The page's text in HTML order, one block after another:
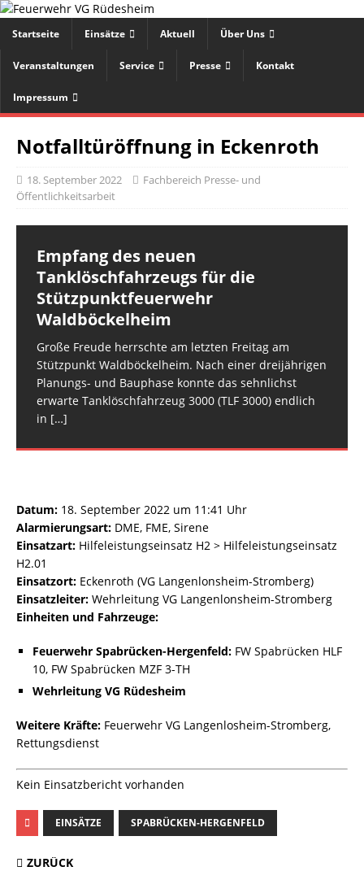
Startseite Einsätze Aktuell Über Uns
Veranstaltungen Service Presse Kontakt
Impressum
Notfalltüröffnung in Eckenroth
18. September 2022
Fachbereich Presse- und
Öffentlichkeitsarbeit
Empfang des neuen
Tanklöschfahrzeugs für die
Stützpunktfeuerwehr
Waldböckelheim
Große Freude herrschte am letzten Freitag am
Stützpunkt Waldböckelheim. Nach einer dreijährigen
Planungs- und Bauphase konnte das sehnlichst
erwarte Tanklöschfahrzeug 3000 (TLF 3000) endlich
in […]
Datum: 18. September 2022 um 11:41 Uhr
Alarmierungsart: DME, FME, Sirene
Einsatzart: Hilfeleistungseinsatz H2 > Hilfeleistungseinsatz
H2.01
Einsatzort: Eckenroth (VG Langenlonsheim-Stromberg)
Einsatzleiter: Wehrleitung VG Langenlonsheim-Stromberg
Einheiten und Fahrzeuge:
Feuerwehr Spabrücken-Hergenfeld: FW Spabrücken HLF
10, FW Spabrücken MZF 3-TH
Wehrleitung VG Rüdesheim
Weitere Kräfte: Feuerwehr VG Langenlosheim-Stromberg,
Rettungsdienst
Kein Einsatzbericht vorhanden
EINSÄTZE SPABRÜCKEN-HERGENFELD
ZURÜCK